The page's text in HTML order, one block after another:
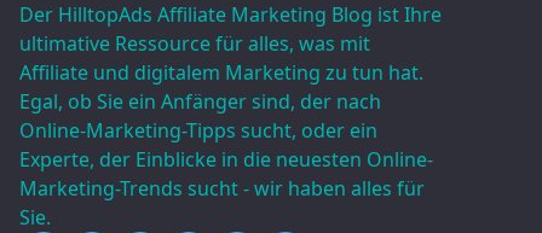
Der HilltopAds Affiliate Marketing Blog ist Ihre
ultimative Ressource für alles, was mit
Affiliate und digitalem Marketing zu tun hat.
Egal, ob Sie ein Anfänger sind, der nach
Online-Marketing-Tipps sucht, oder ein
Experte, der Einblicke in die neuesten Online-
Marketing-Trends sucht - wir haben alles für
Sie.